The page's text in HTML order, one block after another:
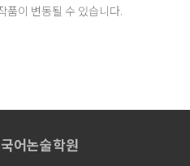
품이 변동될 수 있습니다.
어논술학원